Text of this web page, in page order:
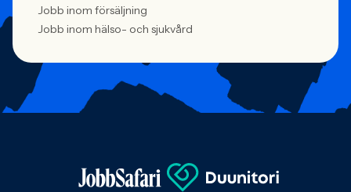
Jobb inom försäljning
Jobb inom hälso- och sjukvård